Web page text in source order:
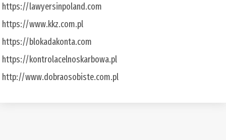
https://lawyersinpoland.com
https://www.kkz.com.pl
https://blokadakonta.com
https://kontrolacelnoskarbowa.pl
http://www.dobraosobiste.com.pl